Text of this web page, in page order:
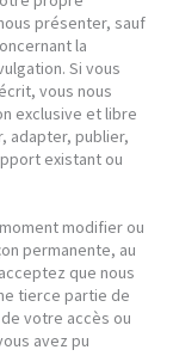
présenter, sauf
la
Si vous
vous nous
exclusive et libre
adapter, publier,
existant ou
modifier ou
permanente, au
que nous
tierce partie de
votre accès ou
avez pu